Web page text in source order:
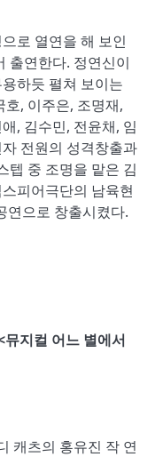
로 열연을 해 보인
출연한다. 정연신이
하듯 펼쳐 보이는
, 이주은, 조명재,
, 김수민, 전윤채, 임
전원의 성격창출과
텝 중 조명을 맡은 김
피어극단의 남육현
연으로 창출시켰다.
뮤지컬 어느 별에서
캐츠의 홍유진 작 연